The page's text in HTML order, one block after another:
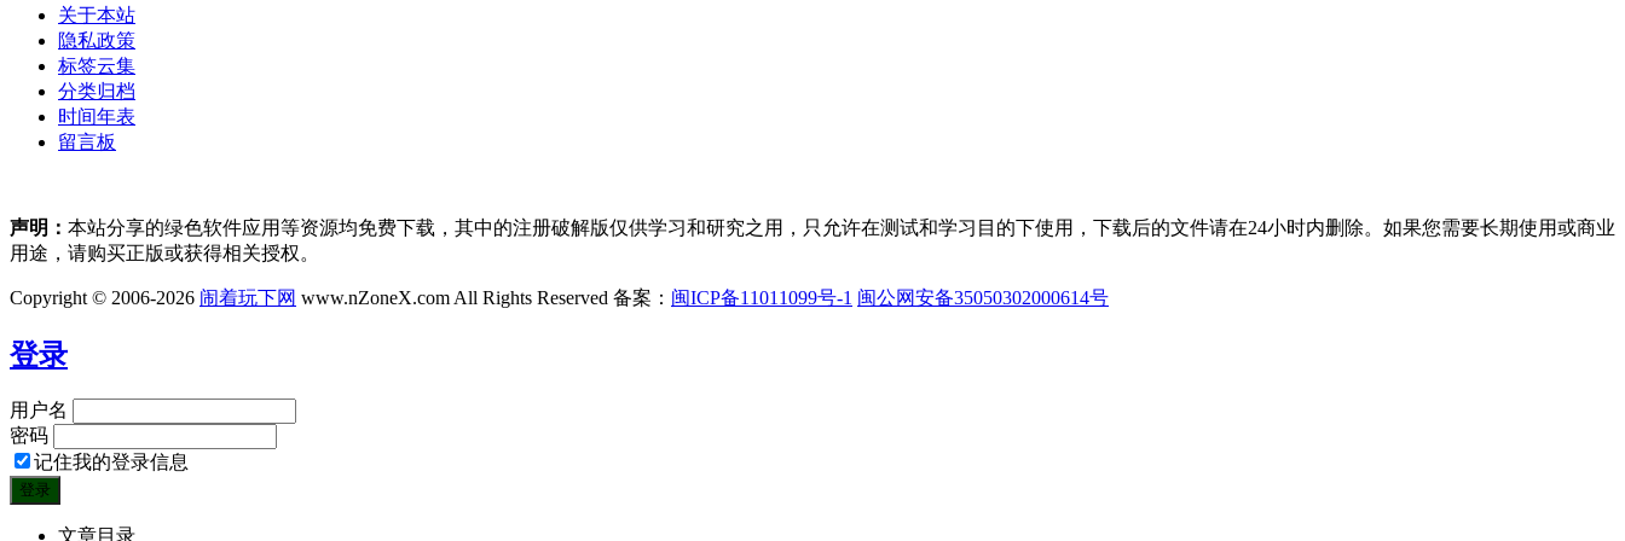
关于本站
隐私政策
标签云集
分类归档
时间年表
留言板
声明： 本站分享的绿色软件应用等资源均免费下载，其中的注册破解版仅供学习和研究之用，只允许在测试和学习目的下使用，下载后的文件请在24小时内删除。如果您需要长期使用或商业
用途，请购买正版或获得相关授权。
Copyright © 2006-2026 闹着玩下网 www.nZoneX.com All Rights Reserved 备案： 闽ICP备11011099号-1 闽公网安备35050302000614号
登录
用户名
密码
记住我的登录信息
文章目录